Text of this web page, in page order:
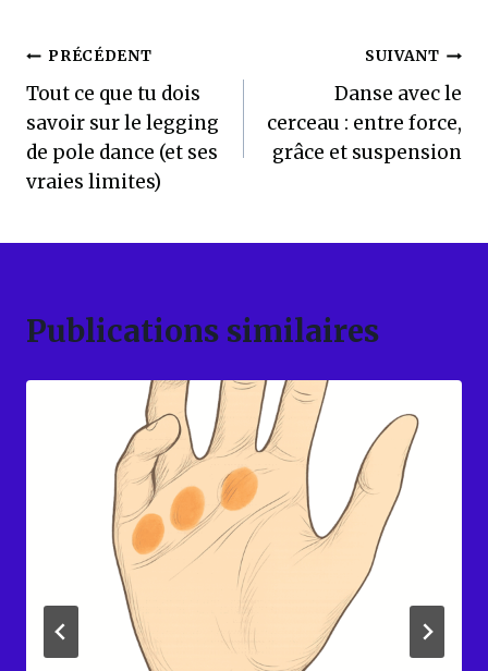
Navigation
de
l’article
PRÉCÉDENT
Tout ce que tu dois
savoir sur le legging
de pole dance (et ses
vraies limites)
SUIVANT
Danse avec le
cerceau : entre force,
grâce et suspension
Publications similaires